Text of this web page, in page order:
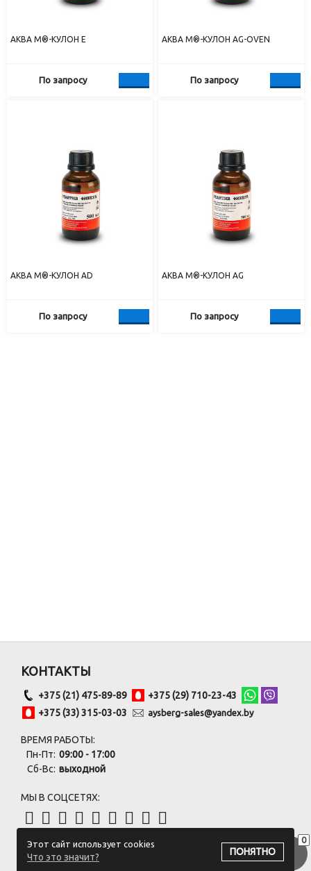
АКВА М®-КУЛОН E
По запросу
АКВА М®-КУЛОН AG-OVEN
По запросу
АКВА М®-КУЛОН AD
По запросу
АКВА М®-КУЛОН AG
По запросу
0
Этот сайт использует cookies
Что это значит?
ПОНЯТНО
КОНТАКТЫ
+375 (21) 475-89-89
+375 (29) 710-23-43
+375 (33) 315-03-03
aysberg-sales@yandex.by
ВРЕМЯ РАБОТЫ:
Пн-Пт: 09:00 - 17:00
Сб-Вс: выходной
МЫ В СОЦСЕТЯХ:
ПОДПИСАТЬСЯ НА РАССЫЛКУ